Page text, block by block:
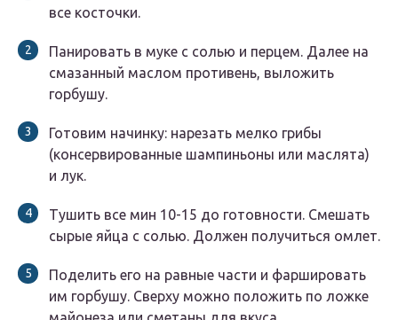
все косточки.
Панировать в муке с солью и перцем. Далее на
смазанный маслом противень, выложить
горбушу.
Готовим начинку: нарезать мелко грибы
(консервированные шампиньоны или маслята)
и лук.
Тушить все мин 10-15 до готовности. Смешать
сырые яйца с солью. Должен получиться омлет.
Поделить его на равные части и фаршировать
им горбушу. Сверху можно положить по ложке